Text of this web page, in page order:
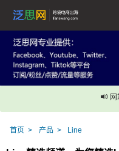
网站
首页 产品 Line